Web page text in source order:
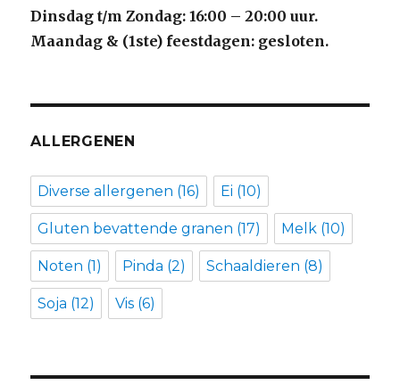
Dinsdag t/m Zondag: 16:00 – 20:00 uur.
Maandag & (1ste) feestdagen: gesloten.
ALLERGENEN
Diverse allergenen (16) Ei (10)
Gluten bevattende granen (17) Melk (10)
Noten (1) Pinda (2) Schaaldieren (8)
Soja (12) Vis (6)